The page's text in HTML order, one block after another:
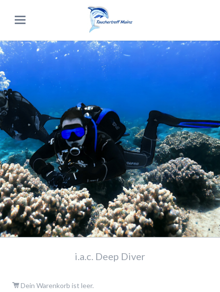
i.a.c. Deep Diver
Dein Warenkorb ist leer.